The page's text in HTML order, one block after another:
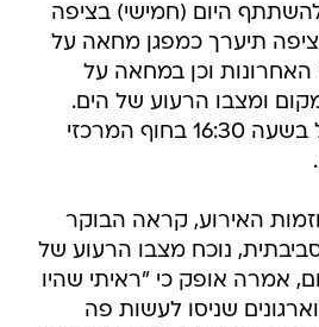
היום (חמישי) בציפה
תיערך כמפגן מחאה על
וכן במחאה על
ומצבו הרעוע של הים.
הציפה ההמונית תחל בשעה 16:30 בחוף המרכזי
האירוע, קראה הבוקר
נוכח מצבו הרעוע של
אמרה אופק כי "ראיתי שהיו
שניסו לעשות פה